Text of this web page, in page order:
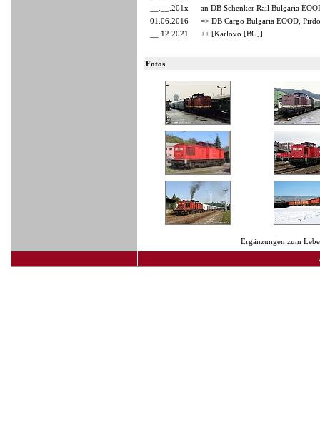
__.__.201x
an DB Schenker Rail Bulgaria
01.06.2016
=> DB Cargo Bulgaria EOOD,
__.12.2021
++ [Karlovo [BG]]
Fotos
Ergänzungen zum